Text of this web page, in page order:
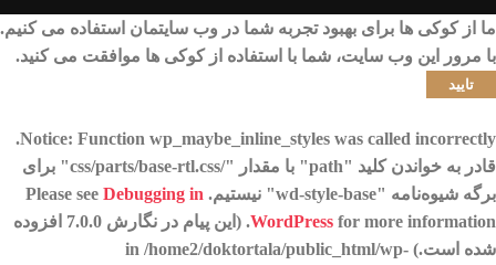
ما از کوکی ها برای بهبود تجربه شما در وب سایتمان استفاده می کنیم.
با مرور این وب سایت، شما با استفاده از کوکی ها موافقت می کنید.
تایید
Notice: Function wp_maybe_inline_styles was called incorrectly
.
قادر به خواندن کلید "path" با مقدار "/css/parts/base-rtl.css" برای
برگه شیوه‌نامه "wd-style-base" نیستیم. Please see
Debugging in
WordPress
for more information. (این پیام در نگارش 7.0.0 افزوده
شده است.) in /home2/doktortala/public_html/wp-